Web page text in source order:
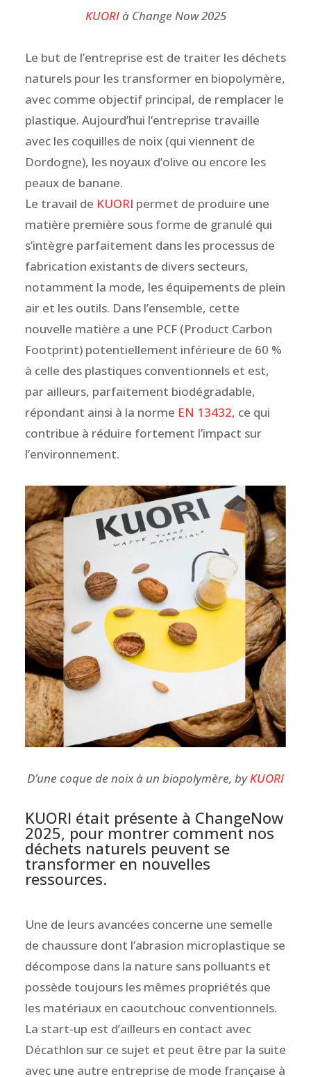
KUORIà Change Now 2025
Le but de l’entreprise est de traiter les déchets
naturels pour les transformer en biopolymère,
avec comme objectif principal, de remplacer le
plastique. Aujourd’hui l’entreprise travaille
avec les coquilles de noix (qui viennent de
Dordogne), les noyaux d’olive ou encore les
peaux de banane.
Le travail de KUORI permet de produire une
matière première sous forme de granulé qui
s’intègre parfaitement dans les processus de
fabrication existants de divers secteurs,
notamment la mode, les équipements de plein
air et les outils. Dans l’ensemble, cette
nouvelle matière a une PCF (Product Carbon
Footprint) potentiellement inférieure de 60 %
à celle des plastiques conventionnels et est,
par ailleurs, parfaitement biodégradable,
répondant ainsi à la norme EN 13432, ce qui
contribue à réduire fortement l’impact sur
l’environnement.
D’une coque de noix à un biopolymère, byKUORI
KUORI était présente à ChangeNow
2025, pour montrer comment nos
déchets naturels peuvent se
transformer en nouvelles
ressources.
Une de leurs avancées concerne une semelle
de chaussure dont l’abrasion microplastique se
décompose dans la nature sans polluants et
possède toujours les mêmes propriétés que
les matériaux en caoutchouc conventionnels.
La start-up est d’ailleurs en contact avec
Décathlon sur ce sujet et peut être par la suite
avec une autre entreprise de mode française à